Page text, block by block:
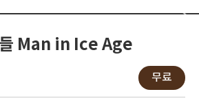
Man in Ice Age
무료